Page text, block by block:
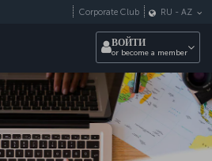
Corporate Club RU - AZ
ВОЙТИ
or become a member